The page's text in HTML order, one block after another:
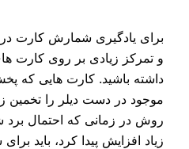
برای یادگیری شمارش کارت در
و تمرکز زیادی بر روی کارت
داشته باشید. کارت هایی که
موجود در دست دیلر را تخمین
روش در زمانی که احتمال
زیاد افزایش پیدا کرد، باید